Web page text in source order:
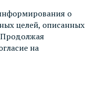
о
целей, описанных
на